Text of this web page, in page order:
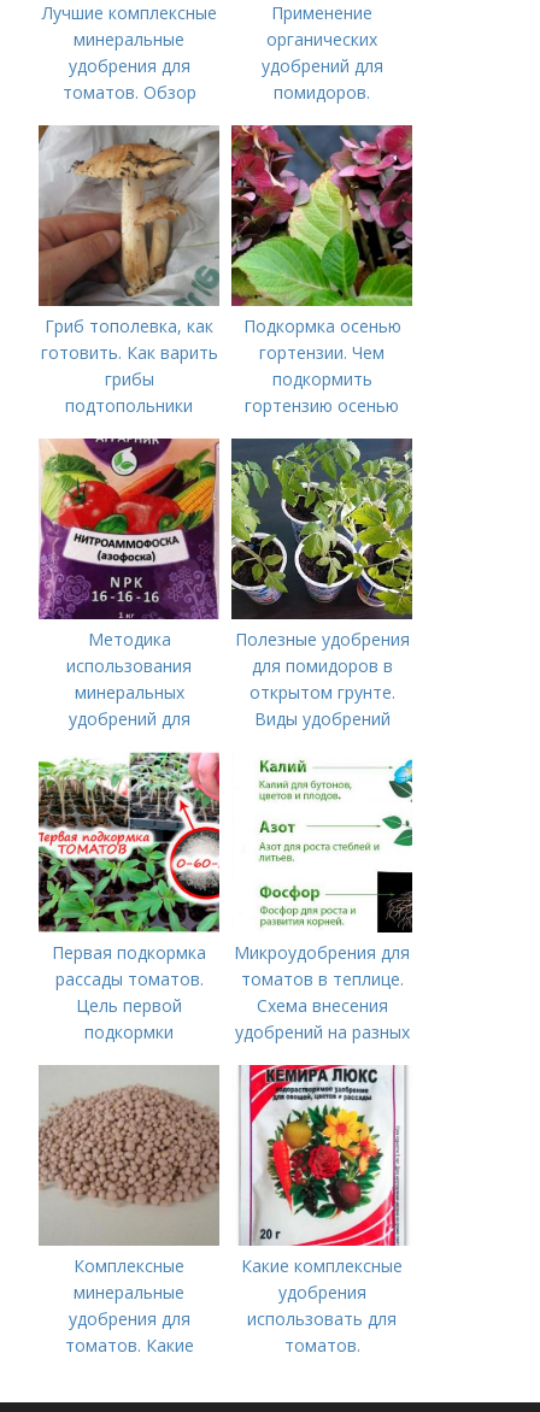
Лучшие комплексные
минеральные
удобрения для
томатов. Обзор
удобрений для
томатов: правила
внесения в почву
Применение
органических
удобрений для
помидоров.
удобрения для
томатов
Гриб тополевка, как
готовить. Как варить
грибы
подтопольники
Подкормка осенью
гортензии. Чем
подкормить
гортензию осенью
Методика
использования
минеральных
удобрений для
Минеральное
питание
Полезные удобрения
для помидоров в
открытом грунте.
Виды удобрений
Первая подкормка
рассады томатов.
Цель первой
подкормки
Микроудобрения для
томатов в теплице.
Схема внесения
удобрений на разных
помидоров
Комплексные
минеральные
удобрения для
томатов. Какие
используются для
Какие комплексные
удобрения
использовать для
томатов.
комплексные